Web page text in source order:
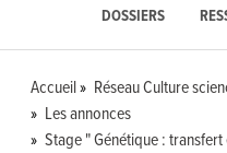
DOSSIERS
Accueil
Réseau Culture
Les annonces
Stage " Génétique :